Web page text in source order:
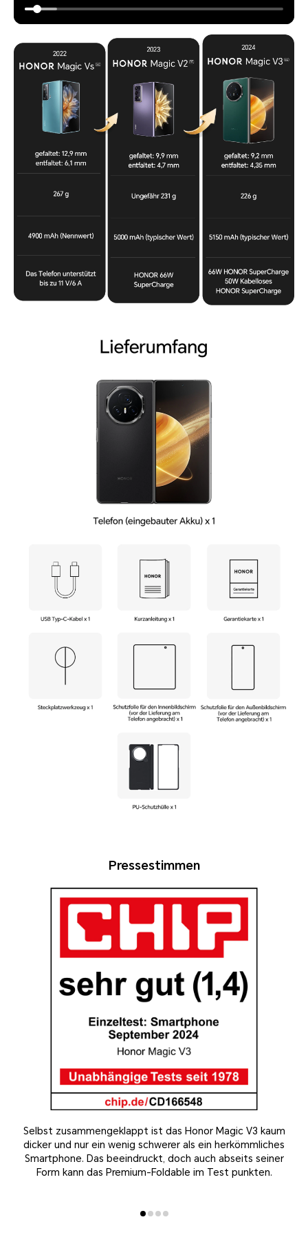
Pressestimmen
Selbst zusammengeklappt ist das Honor Magic V3 kaum
dicker und nur ein wenig schwerer als ein herkömmliches
Smartphone. Das beeindruckt, doch auch abseits seiner
Form kann das Premium-Foldable im Test punkten.